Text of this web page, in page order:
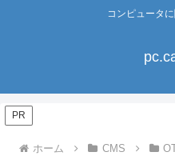
コンピュータ
PR
ホーム CMS